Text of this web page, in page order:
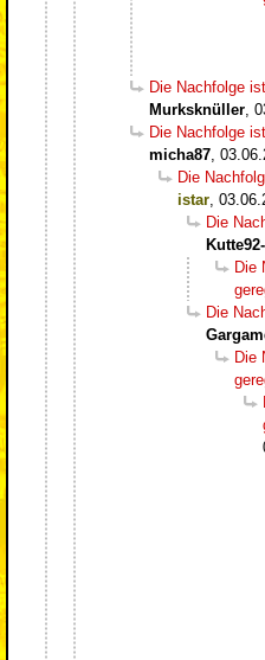
Die Nachfolge
Murksknüller
Die Nachfolge
micha87
Die
istar
Die
Kutte92-
Die
Die
Die